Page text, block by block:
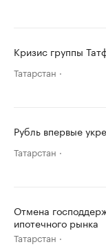
Кризис группы
Татарстан
Рубль впервые
Татарстан
Отмена
ипотечного рынка
Татарстан